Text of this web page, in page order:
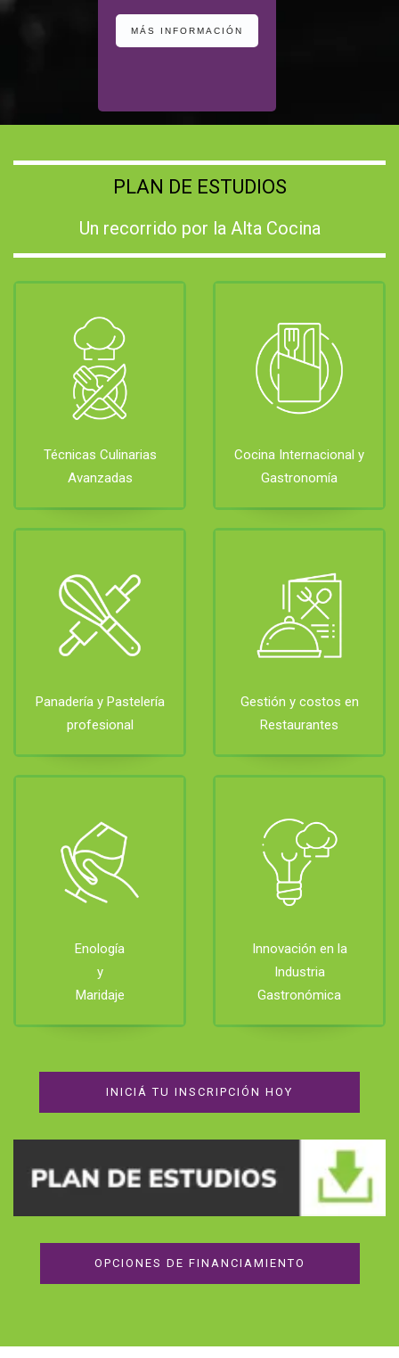
MÁS INFORMACIÓN
PLAN DE ESTUDIOS
Un recorrido por la Alta Cocina
Técnicas Culinarias
Avanzadas
Cocina Internacional y
Gastronomía
Panadería y Pastelería
profesional
Gestión y costos en
Restaurantes
Enología
y
Maridaje
Innovación en la
Industria
Gastronómica
INICIÁ TU INSCRIPCIÓN HOY
OPCIONES DE FINANCIAMIENTO